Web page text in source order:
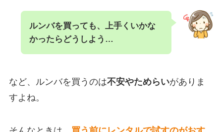
ルンバを買っても、上手くいかな
かったらどうしよう…
など、ルンバを買うのは不安やためらいがありま
すよね。